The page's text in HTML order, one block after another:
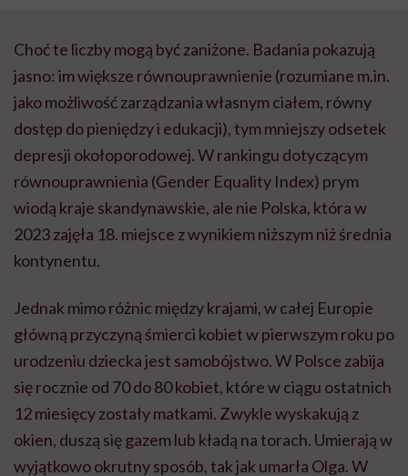
Choć te liczby mogą być zaniżone. Badania pokazują
jasno: im większe równouprawnienie (rozumiane m.in.
jako możliwość zarządzania własnym ciałem, równy
dostęp do pieniędzy i edukacji), tym mniejszy odsetek
depresji okołoporodowej. W rankingu dotyczącym
równouprawnienia (Gender Equality Index) prym
wiodą kraje skandynawskie, ale nie Polska, która w
2023 zajęła 18. miejsce z wynikiem niższym niż średnia
kontynentu.
Jednak mimo różnic między krajami, w całej Europie
główną przyczyną śmierci kobiet w pierwszym roku po
urodzeniu dziecka jest samobójstwo. W Polsce zabija
się rocznie od 70 do 80 kobiet, które w ciągu ostatnich
12 miesięcy zostały matkami. Zwykle wyskakują z
okien, duszą się gazem lub kładą na torach. Umierają w
wyjątkowo okrutny sposób, tak jak umarła Olga. W